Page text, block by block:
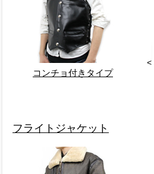
コンチョ付きタイプ
<
フライトジャケット